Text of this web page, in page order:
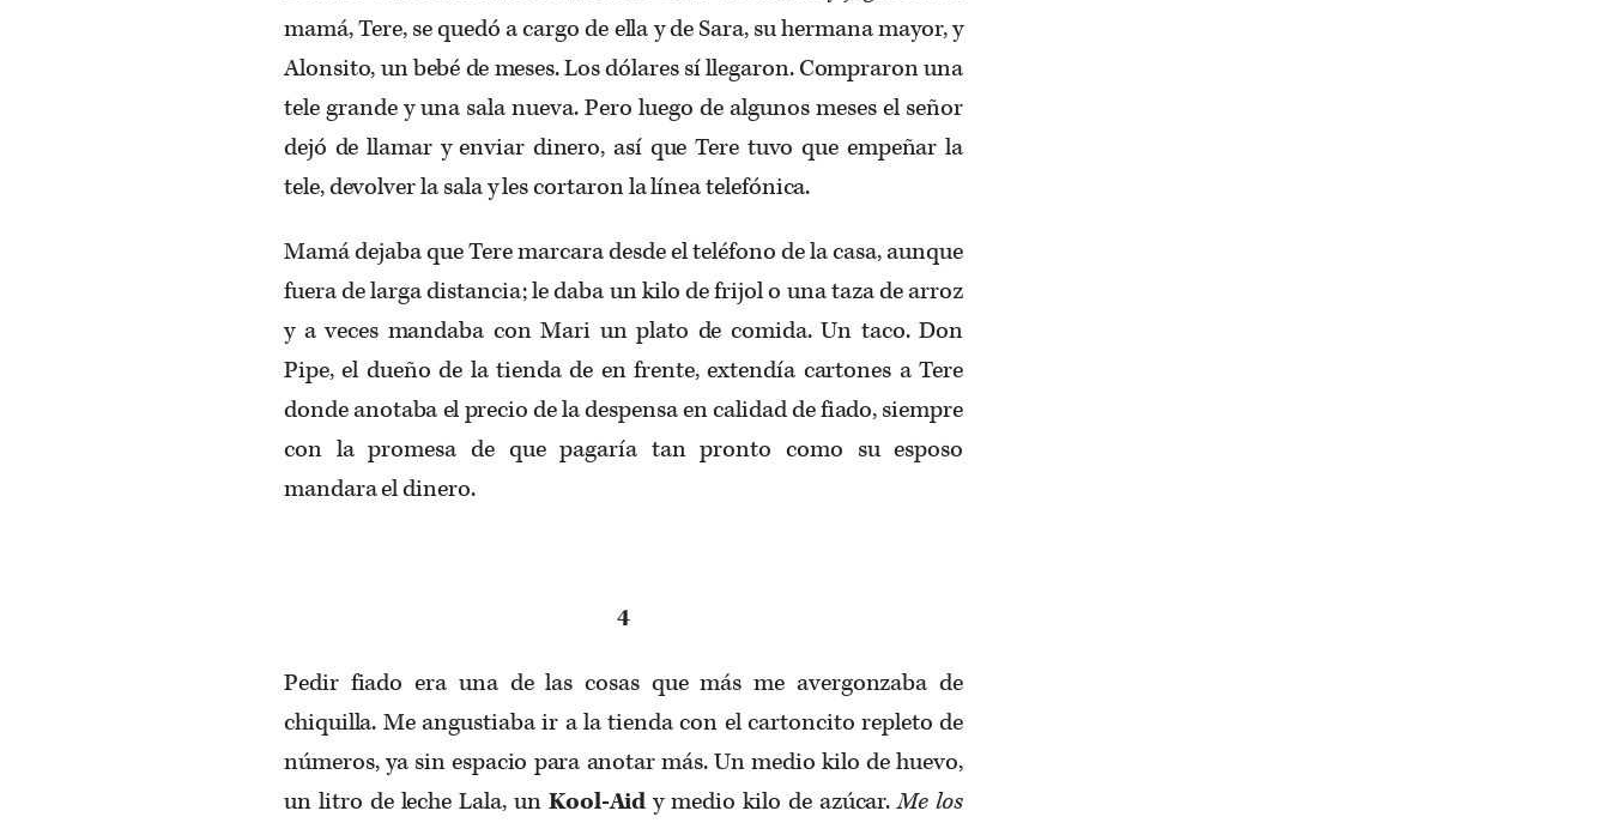
mamá, Tere, se quedó a cargo de ella y de Sara, su hermana mayor, y
Alonsito, un bebé de meses. Los dólares sí llegaron. Compraron una
tele grande y una sala nueva. Pero luego de algunos meses el señor
dejó de llamar y enviar dinero, así que Tere tuvo que empeñar la
tele, devolver la sala y les cortaron la línea telefónica.
Mamá dejaba que Tere marcara desde el teléfono de la casa, aunque
fuera de larga distancia; le daba un kilo de frijol o una taza de arroz
y a veces mandaba con Mari un plato de comida. Un taco. Don
Pipe, el dueño de la tienda de en frente, extendía cartones a Tere
donde anotaba el precio de la despensa en calidad de fiado, siempre
con la promesa de que pagaría tan pronto como su esposo
mandara el dinero.
4
Pedir fiado era una de las cosas que más me avergonzaba de
chiquilla. Me angustiaba ir a la tienda con el cartoncito repleto de
números, ya sin espacio para anotar más. Un medio kilo de huevo,
un litro de leche Lala, un Kool-Aidy medio kilo de azúcar.Me los